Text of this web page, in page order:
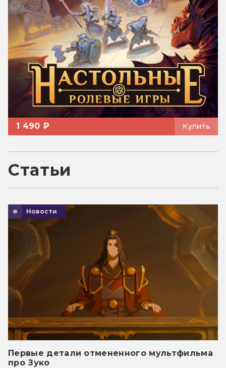
1 490 ₽ Купить
Статьи
Новости
Первые детали отмененного мультфильма
про Зуко